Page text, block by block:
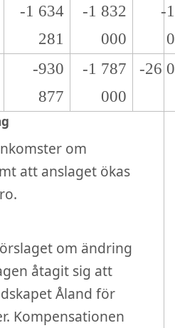
-1 634
281
-1 832
000
-
-930
877
-1 787
000
-26
om
att anslaget ökas
om ändring
åtagit sig att
Åland för
Kompensationen